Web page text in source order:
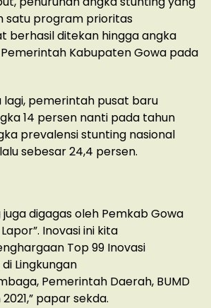
satu program prioritas
berhasil ditekan hingga angka
Kabupaten Gowa pada
lagi, pemerintah pusat baru
14 persen nanti pada tahun
prevalensi stunting nasional
sebesar 24,4 persen.
juga digagas oleh Pemkab Gowa
Inovasi ini kita
Top 99 Inovasi
Lingkungan
Pemerintah Daerah, BUMD
papar sekda.